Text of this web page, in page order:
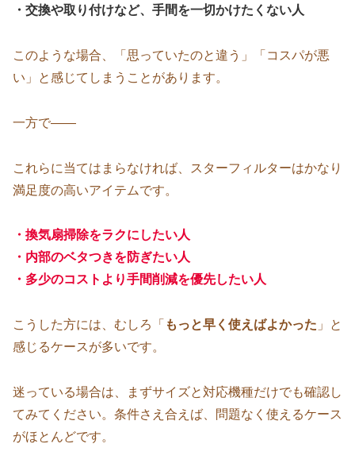
・交換や取り付けなど、手間を一切かけたくない人
このような場合、「思っていたのと違う」「コスパが悪
い」と感じてしまうことがあります。
一方で——
これらに当てはまらなければ、スターフィルターはかなり
満足度の高いアイテムです。
・換気扇掃除をラクにしたい人
・内部のベタつきを防ぎたい人
・多少のコストより手間削減を優先したい人
こうした方には、むしろ「 もっと早く使えばよかった 」と
感じるケースが多いです。
迷っている場合は、まずサイズと対応機種だけでも確認し
てみてください。条件さえ合えば、問題なく使えるケース
がほとんどです。